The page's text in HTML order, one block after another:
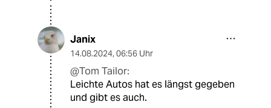
Janix
14.08.2024, 06:56 Uhr
@Tom Tailor:
Leichte Autos hat es längst gegeben
und gibt es auch.